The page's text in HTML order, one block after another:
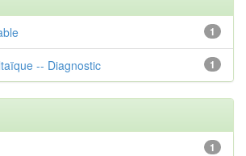
1
1
-- Diagnostic
1